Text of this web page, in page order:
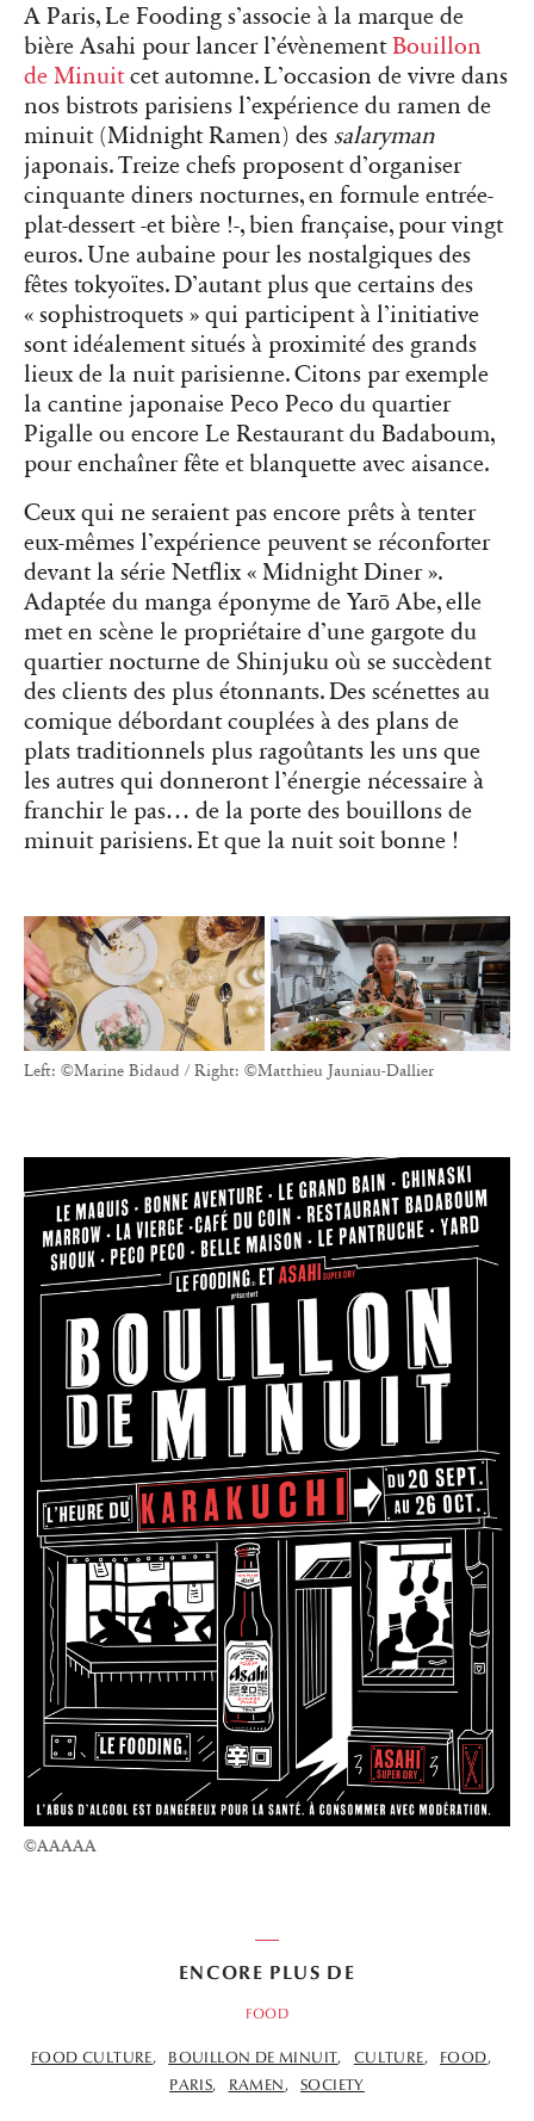
A Paris, Le Fooding s’associe à la marque de
bière Asahi pour lancer l’évènement Bouillon
de Minuitcet automne. L’occasion de vivre dans
nos bistrots parisiens l’expérience du ramen de
minuit (Midnight Ramen) des salaryman
japonais. Treize chefs proposent d’organiser
cinquante diners nocturnes, en formule entrée-
plat-dessert -et bière !-, bien française, pour vingt
euros. Une aubaine pour les nostalgiques des
fêtes tokyoïtes. D’autant plus que certains des
« sophistroquets » qui participent à l’initiative
sont idéalement situés à proximité des grands
lieux de la nuit parisienne. Citons par exemple
la cantine japonaise Peco Peco du quartier
Pigalle ou encore Le Restaurant du Badaboum,
pour enchaîner fête et blanquette avec aisance.
Ceux qui ne seraient pas encore prêts à tenter
eux-mêmes l’expérience peuvent se réconforter
devant la série Netflix « Midnight Diner ».
Adaptée du manga éponyme de Yarō Abe, elle
met en scène le propriétaire d’une gargote du
quartier nocturne de Shinjuku où se succèdent
des clients des plus étonnants. Des scénettes au
comique débordant couplées à des plans de
plats traditionnels plus ragoûtants les uns que
les autres qui donneront l’énergie nécessaire à
franchir le pas… de la porte des bouillons de
minuit parisiens. Et que la nuit soit bonne !
Left: ©Marine Bidaud / Right: ©Matthieu Jauniau-Dallier
©AAAAA
ENCORE PLUS DE
FOOD
FOOD CULTURE BOUILLON DE MINUIT CULTURE
FOOD
PARIS
RAMEN SOCIETY